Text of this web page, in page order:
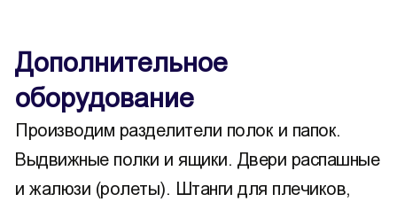
Дополнительное
оборудование
Производим разделители полок и папок.
Выдвижные полки и ящики. Двери распашные
и жалюзи (ролеты). Штанги для плечиков,